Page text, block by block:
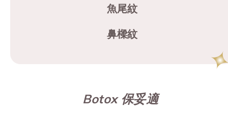
魚尾紋
鼻樑紋
Botox 保妥適